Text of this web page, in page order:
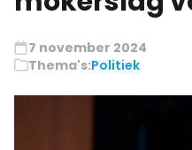
7 november 2024
Thema's:Politiek